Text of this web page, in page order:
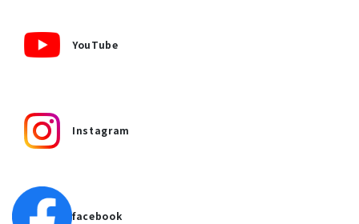
YouTube
Instagram
facebook